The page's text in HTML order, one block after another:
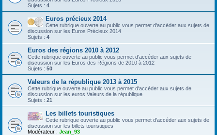
Sujets : 4
Euros précieux 2014
Cette rubrique ouverte au public vous permet d'accéder aux sujets de
discussion sur les Euros Précieux 2014
Sujets : 4
Euros des régions 2010 à 2012
Cette rubrique ouverte au public vous permet d'accéder aux sujets de
discussion sur les Euros des Régions de 2010 à 2012
Sujets : 50
Valeurs de la république 2013 à 2015
Cette rubrique ouverte au public vous permet d'accéder aux sujets de
discussion sur les euros Valeurs de la république
Sujets : 21
Les billets touristiques
Cette rubrique ouverte au public vous permet d'accéder aux sujets de
discussion sur les billets touristiques
Modérateur : Jean_93